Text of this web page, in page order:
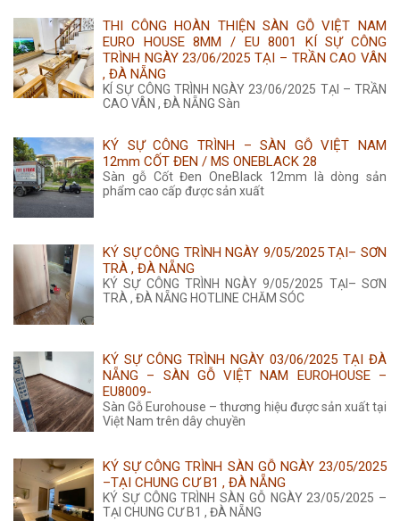
350.000 ₫.
THI CÔNG HOÀN THIỆN SÀN GỖ VIỆT NAM
EURO HOUSE 8MM / EU 8001 KÍ SỰ CÔNG
TRÌNH NGÀY 23/06/2025 TẠI – TRẦN CAO VÂN
, ĐÀ NẴNG
KÍ SỰ CÔNG TRÌNH NGÀY 23/06/2025 TẠI – TRẦN
CAO VÂN , ĐÀ NẴNG Sàn
KÝ SỰ CÔNG TRÌNH – SÀN GỖ VIỆT NAM
12mm CỐT ĐEN / MS ONEBLACK 28
Sàn gỗ Cốt Đen OneBlack 12mm là dòng sản
phẩm cao cấp được sản xuất
KÝ SỰ CÔNG TRÌNH NGÀY 9/05/2025 TẠI– SƠN
TRÀ , ĐÀ NẴNG
KÝ SỰ CÔNG TRÌNH NGÀY 9/05/2025 TẠI– SƠN
TRÀ , ĐÀ NẴNG HOTLINE CHĂM SÓC
KÝ SỰ CÔNG TRÌNH NGÀY 03/06/2025 TẠI ĐÀ
NẴNG – SÀN GỖ VIỆT NAM EUROHOUSE –
EU8009-
Sàn Gỗ Eurohouse – thương hiệu được sản xuất tại
Việt Nam trên dây chuyền
KÝ SỰ CÔNG TRÌNH SÀN GỖ NGÀY 23/05/2025
–TẠI CHUNG CƯ B1 , ĐÀ NẴNG
KÝ SỰ CÔNG TRÌNH SÀN GỖ NGÀY 23/05/2025 –
TẠI CHUNG CƯ B1 , ĐÀ NẴNG